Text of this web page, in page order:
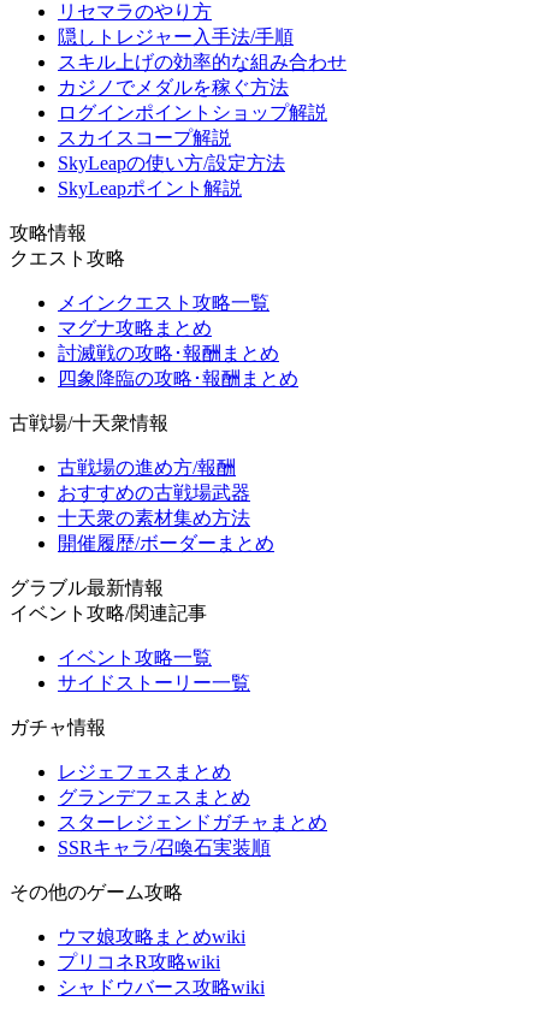
リセマラのやり方
隠しトレジャー入手法/手順
スキル上げの効率的な組み合わせ
カジノでメダルを稼ぐ方法
ログインポイントショップ解説
スカイスコープ解説
SkyLeapの使い方/設定方法
SkyLeapポイント解説
攻略情報
クエスト攻略
メインクエスト攻略一覧
マグナ攻略まとめ
討滅戦の攻略･報酬まとめ
四象降臨の攻略･報酬まとめ
古戦場/十天衆情報
古戦場の進め方/報酬
おすすめの古戦場武器
十天衆の素材集め方法
開催履歴/ボーダーまとめ
グラブル最新情報
イベント攻略/関連記事
イベント攻略一覧
サイドストーリー一覧
ガチャ情報
レジェフェスまとめ
グランデフェスまとめ
スターレジェンドガチャまとめ
SSRキャラ/召喚石実装順
その他のゲーム攻略
ウマ娘攻略まとめwiki
プリコネR攻略wiki
シャドウバース攻略wiki